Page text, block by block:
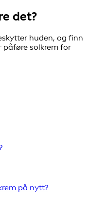
det?
huden, og finn
påføre solkrem for
på nytt?